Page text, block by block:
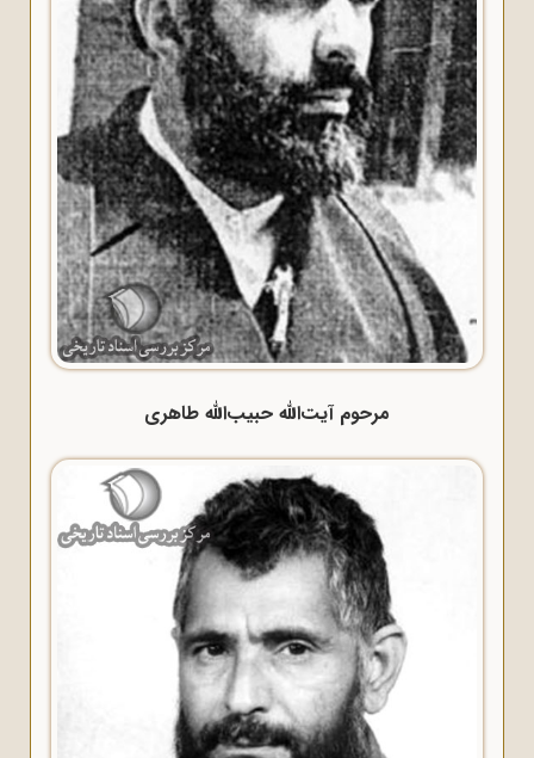
مرحوم آیت‌الله حبیب‌الله طاهری